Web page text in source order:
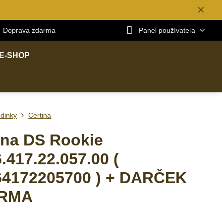
✕
Doprava zdarma Panel používateľa
E-SHOP
Certina
DS Rookie
(
) + DARČEK